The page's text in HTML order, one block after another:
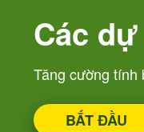
Các
Tăng cường tính
BẮT ĐẦU